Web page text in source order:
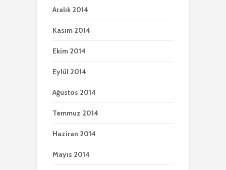
Aralık 2014
Kasım 2014
Ekim 2014
Eylül 2014
Ağustos 2014
Temmuz 2014
Haziran 2014
Mayıs 2014